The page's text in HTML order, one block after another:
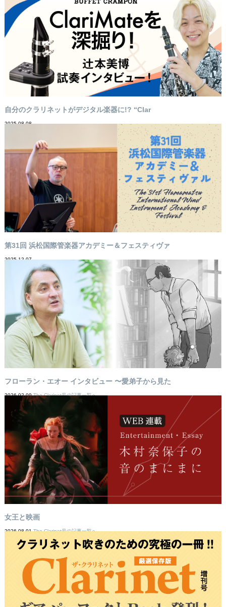
自分のクラリネットがデジタル楽器に!? “Clar
2025-08-08
第31回 浜松国際管楽器アカデミー＆フェスティヴァ
2025-12-07
フローラン・エオー インタビュー 〜愛弟子から見た
2026-02-09The Clarinet号の記事一覧へ
女王と映画
2026-08-01The Clarinet号の記事一覧へ